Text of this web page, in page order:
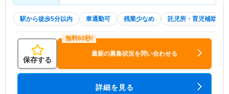
駅から徒歩5分以内 車通勤可 残業少なめ 託児所・育児補助
保存する
最新の募集状況を問い合わせる
詳細を見る